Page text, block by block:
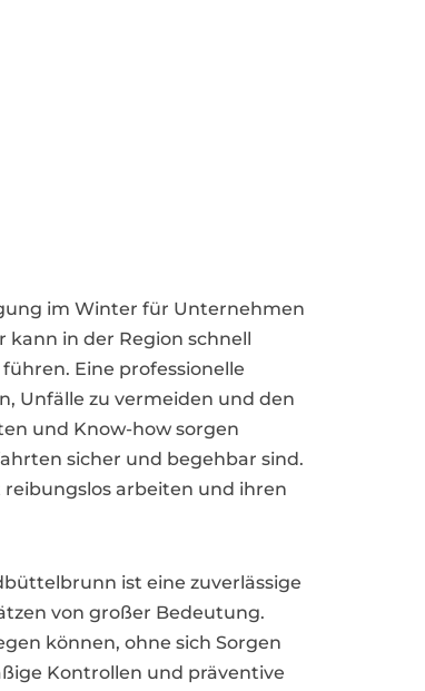
im Winter für Unternehmen
kann in der Region schnell
Eine professionelle
Unfälle zu vermeiden und den
und Know-how sorgen
sicher und begehbar sind.
arbeiten und ihren
ist eine zuverlässige
von großer Bedeutung.
können, ohne sich Sorgen
Kontrollen und präventive